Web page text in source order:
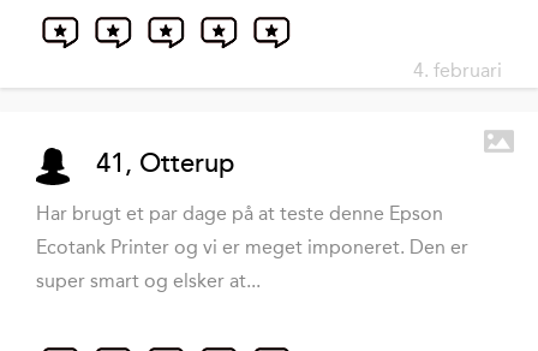
4. februari
41, Otterup
Har brugt et par dage på at teste denne Epson
Ecotank Printer og vi er meget imponeret. Den er
super smart og elsker at...